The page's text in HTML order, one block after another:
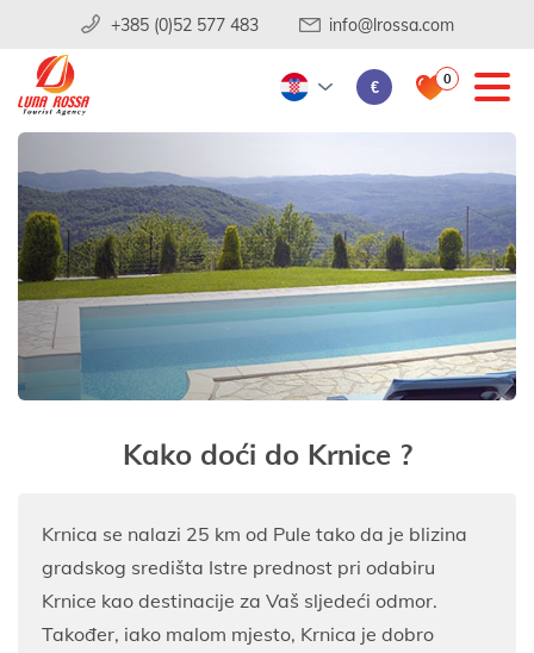
+385 (0)52 577 483 info@lrossa.com
€ 0
Kako doći do Krnice ?
Krnica se nalazi 25 km od Pule tako da je blizina
gradskog središta Istre prednost pri odabiru
Krnice kao destinacije za Vaš sljedeći odmor.
Također, iako malom mjesto, Krnica je dobro